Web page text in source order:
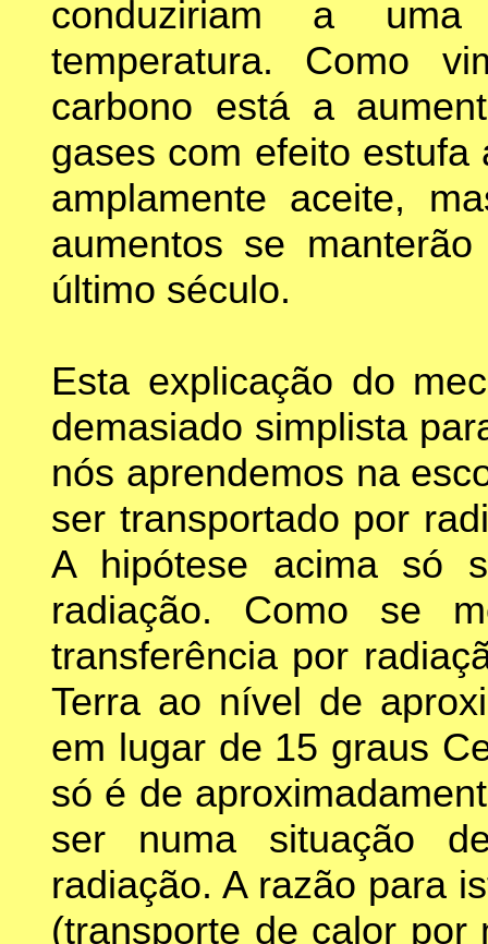
conduziriam a uma
temperatura. Como
carbono está a
gases com efeito estufa
amplamente aceite,
aumentos se
último século.
Esta explicação do
demasiado simplista
nós aprendemos na
ser transportado por
A hipótese acima só
radiação. Como se
transferência por
Terra ao nível de
em lugar de 15 graus
só é de
ser numa situação
radiação. A razão para
(transporte de calor por